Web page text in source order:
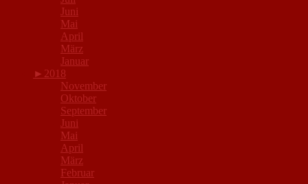
Juni
Mai
April
März
Januar
► 2018
November
Oktober
September
Juni
Mai
April
März
Februar